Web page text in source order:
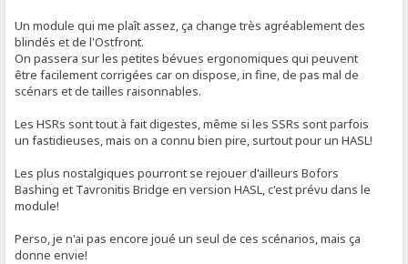
Un module qui me plaît assez, ça change très agréablement des
blindés et de l'Ostfront.
On passera sur les petites bévues ergonomiques qui peuvent
être facilement corrigées car on dispose, in fine, de pas mal de
scénars et de tailles raisonnables.
Les HSRs sont tout à fait digestes, même si les SSRs sont parfois
un fastidieuses, mais on a connu bien pire, surtout pour un HASL!
Les plus nostalgiques pourront se rejouer d'ailleurs Bofors
Bashing et Tavronitis Bridge en version HASL, c'est prévu dans le
module!
Perso, je n'ai pas encore joué un seul de ces scénarios, mais ça
donne envie!